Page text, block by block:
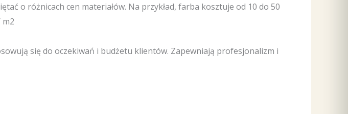
o różnicach cen materiałów. Na przykład, farba kosztuje od 10 do 50
m2
się do oczekiwań i budżetu klientów. Zapewniają profesjonalizm i